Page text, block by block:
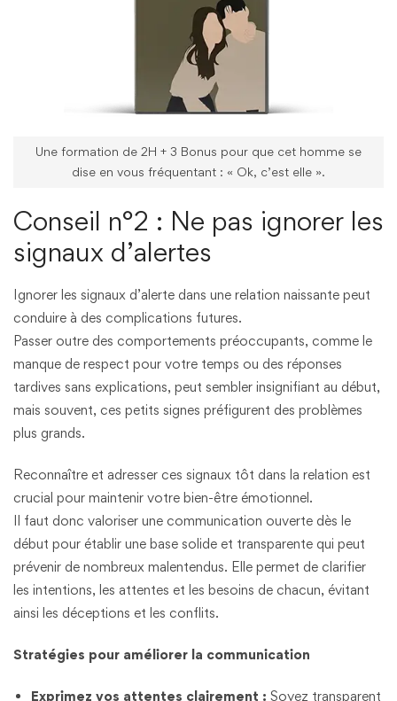
Une formation de 2H + 3 Bonus pour que cet homme se
dise en vous fréquentant : « Ok, c’est elle ».
Conseil n°2 : Ne pas ignorer les
signaux d’alertes
Ignorer les signaux d’alerte dans une relation naissante peut
conduire à des complications futures.
Passer outre des comportements préoccupants, comme le
manque de respect pour votre temps ou des réponses
tardives sans explications, peut sembler insignifiant au début,
mais souvent, ces petits signes préfigurent des problèmes
plus grands.
Reconnaître et adresser ces signaux tôt dans la relation est
crucial pour maintenir votre bien-être émotionnel.
Il faut donc valoriser une communication ouverte dès le
début pour établir une base solide et transparente qui peut
prévenir de nombreux malentendus. Elle permet de clarifier
les intentions, les attentes et les besoins de chacun, évitant
ainsi les déceptions et les conflits.
Stratégies pour améliorer la communication
Exprimez vos attentes clairement : Soyez transparent